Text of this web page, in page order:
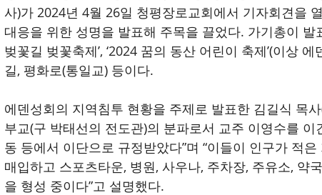
사)가 2024년 4월 26일 청평장로교회에서 기자회견을
대응을 위한 성명을 발표해 주목을 끌었다. 가기총이 발
벚꽃길 벚꽃축제’, ‘2024 꿈의 동산 어린이 축제’(이상
길, 평화로(통일교) 등이다.
에덴성회의 지역침투 현황을 주제로 발표한 김길식 목
부교(구 박태선의 전도관)의 분파로서 교주 이영수를
동 등에서 이단으로 규정받았다”며 “이들이 인구가 적
매입하고 스포츠타운, 병원, 사우나, 주차장, 주유소, 약
을 형성 중이다”고 설명했다.